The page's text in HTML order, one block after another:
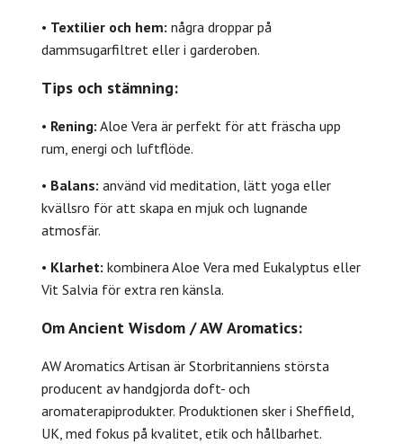
• Textilier och hem: några droppar på
dammsugarfiltret eller i garderoben.
Tips och stämning:
• Rening: Aloe Vera är perfekt för att fräscha upp
rum, energi och luftflöde.
• Balans: använd vid meditation, lätt yoga eller
kvällsro för att skapa en mjuk och lugnande
atmosfär.
• Klarhet: kombinera Aloe Vera med Eukalyptus eller
Vit Salvia för extra ren känsla.
Om Ancient Wisdom / AW Aromatics:
AW Aromatics Artisan är Storbritanniens största
producent av handgjorda doft- och
aromaterapiprodukter. Produktionen sker i Sheffield,
UK, med fokus på kvalitet, etik och hållbarhet.